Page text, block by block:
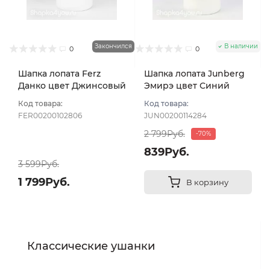
0 Закончился
Шапка лопата Ferz
Данко цвет Джинсовый
Код товара:
FER00200102806
3 599Руб.
1 799Руб.
0 В наличии
Шапка лопата Junberg
Эмирэ цвет Синий
Код товара:
JUN00200114284
2 799Руб. -70%
839Руб.
В корзину
Классические ушанки